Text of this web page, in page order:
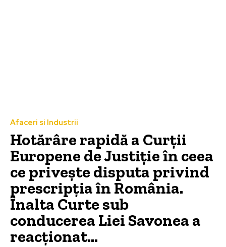
Afaceri si Industrii
Hotărâre rapidă a Curții
Europene de Justiție în ceea
ce privește disputa privind
prescripția în România.
Înalta Curte sub
conducerea Liei Savonea a
reacționat...